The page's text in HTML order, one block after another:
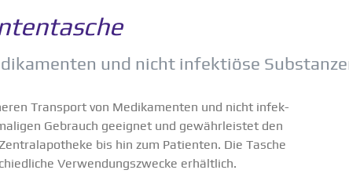
und nicht infek­tiöse
Transport von Medika­menten und nicht infek­
Gebrauch geeignet und gewähr­leistet den
bis hin zum Patienten. Die Tasche
Verwen­dungs­zwecke erhältlich.